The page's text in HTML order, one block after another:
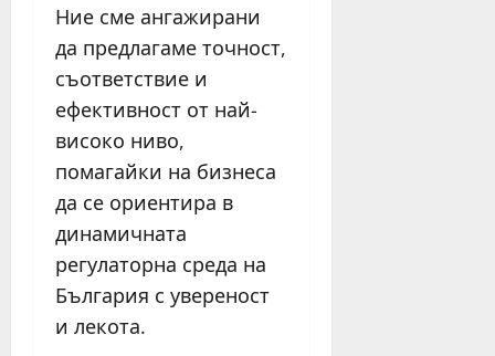
Ние сме ангажирани
да предлагаме точност,
съответствие и
ефективност от най-
високо ниво,
помагайки на бизнеса
да се ориентира в
динамичната
регулаторна среда на
България с увереност
и лекота.